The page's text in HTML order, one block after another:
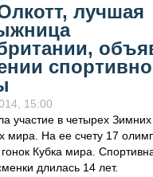
лучшая
15:00
участие в четырех
мира. На ее счету 17
Кубка мира.
длилась 14 лет.